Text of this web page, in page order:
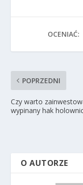
OCENIAĆ:
POPRZEDNI
Czy warto
wypinany hak
O AUTORZE